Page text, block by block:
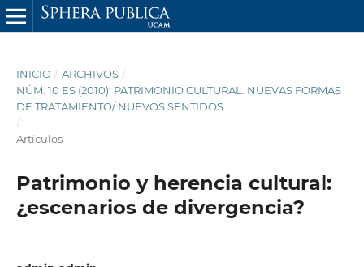
INICIO / ARCHIVOS /
NÚM. 10 ES (2010): PATRIMONIO CULTURAL. NUEVAS FORMAS
DE TRATAMIENTO/ NUEVOS SENTIDOS
/
Artículos
Patrimonio y herencia cultural:
¿escenarios de divergencia?